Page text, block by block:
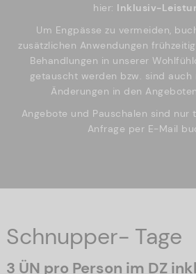
hier: Inklusiv-
Um Engpässe zu vermeiden,
zusätzlichen Anwendungen
Behandlungen in unserer
getauscht werden bzw. sind auch
Änderungen in den
Angebote und Pauschalen sind nur
Anfrage per E-Mail
Schnupper- Tage
3 ÜN pro Person im DZ